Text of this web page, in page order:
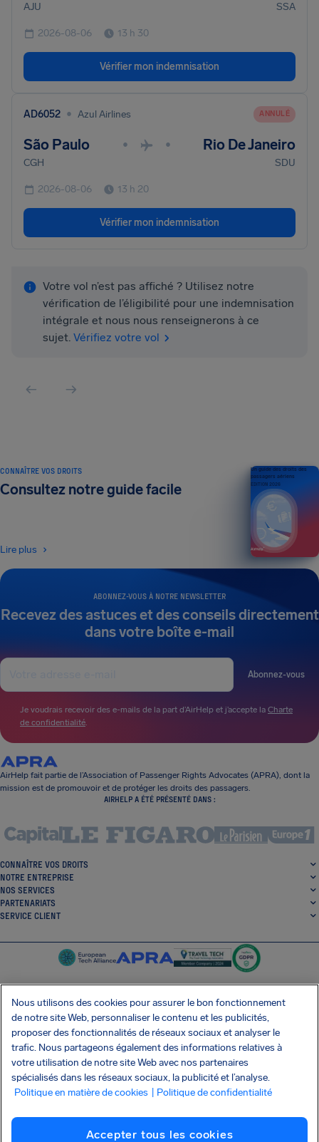
AJU SSA
2026-08-06 13 h 30
Vérifier mon indemnisation
AD6052 • Azul Airlines ANNULÉ
São Paulo • • Rio De Janeiro
CGH SDU
2026-08-06 13 h 20
Vérifier mon indemnisation
Votre vol n’est pas affiché ? Utilisez notre
vérification de l’éligibilité pour une indemnisation
intégrale et nous nous renseignerons à ce
sujet. Vérifiez votre vol
ABONNEZ-VOUS À NOTRE NEWSLETTER
Recevez des astuces et des conseils directement
dans votre boîte e-mail
Abonnez-vous
Je voudrais recevoir des e-mails de la part d’AirHelp et j’accepte la Charte
de confidentialité.
CONNAÎTRE VOS DROITS
Consultez notre guide facile
Lire plus
Un guide des droits des
passagers aériens
ÉDITION 2026
AirHelp fait partie de l’Association of Passenger Rights Advocates (APRA), dont la
mission est de promouvoir et de protéger les droits des passagers.
AIRHELP A ÉTÉ PRÉSENTÉ DANS :
CONNAÎTRE VOS DROITS
NOTRE ENTREPRISE
NOS SERVICES
PARTENARIATS
SERVICE CLIENT
SocialFacebook
SocialTwitter
SocialInstagram
SocialLinkedin
OBTENEZ NOTRE APPLI GRATUITE
Politique de confidentialité Cookies Imprint
Nous utilisons des cookies pour assurer le bon fonctionnement
de notre site Web, personnaliser le contenu et les publicités,
proposer des fonctionnalités de réseaux sociaux et analyser le
trafic. Nous partageons également des informations relatives à
votre utilisation de notre site Web avec nos partenaires
spécialisés dans les réseaux sociaux, la publicité et l’analyse.
Politique en matière de cookies
| Politique de confidentialité
Accepter tous les cookies